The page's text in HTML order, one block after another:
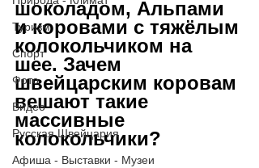
Туризм
Спорт
Фото
Видео
Русская Швейцария
Афиша - Выставки - Музеи
шоколадом, Альпами
и коровами с тяжёлым
колокольчиком на
шее. Зачем
швейцарским коровам
вешают такие
массивные
колокольчики?